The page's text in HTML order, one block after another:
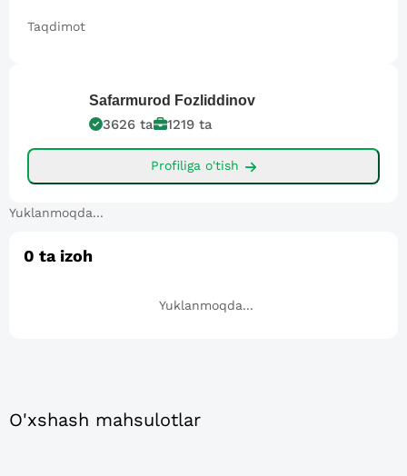
Taqdimot
Safarmurod Fozliddinov
3626 ta 1219 ta
Profiliga o'tish
Yuklanmoqda...
0 ta izoh
Yuklanmoqda...
O'xshash mahsulotlar